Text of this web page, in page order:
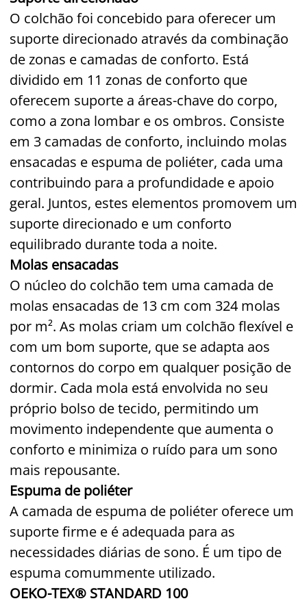
O colchão foi concebido para oferecer um
suporte direcionado através da combinação
de zonas e camadas de conforto. Está
dividido em 11 zonas de conforto que
oferecem suporte a áreas-chave do corpo,
como a zona lombar e os ombros. Consiste
em 3 camadas de conforto, incluindo molas
ensacadas e espuma de poliéter, cada uma
contribuindo para a profundidade e apoio
geral. Juntos, estes elementos promovem um
suporte direcionado e um conforto
equilibrado durante toda a noite.
Molas ensacadas
O núcleo do colchão tem uma camada de
molas ensacadas de 13 cm com 324 molas
por m². As molas criam um colchão flexível e
com um bom suporte, que se adapta aos
contornos do corpo em qualquer posição de
dormir. Cada mola está envolvida no seu
próprio bolso de tecido, permitindo um
movimento independente que aumenta o
conforto e minimiza o ruído para um sono
mais repousante.
Espuma de poliéter
A camada de espuma de poliéter oferece um
suporte firme e é adequada para as
necessidades diárias de sono. É um tipo de
espuma comummente utilizado.
OEKO-TEX® STANDARD 100